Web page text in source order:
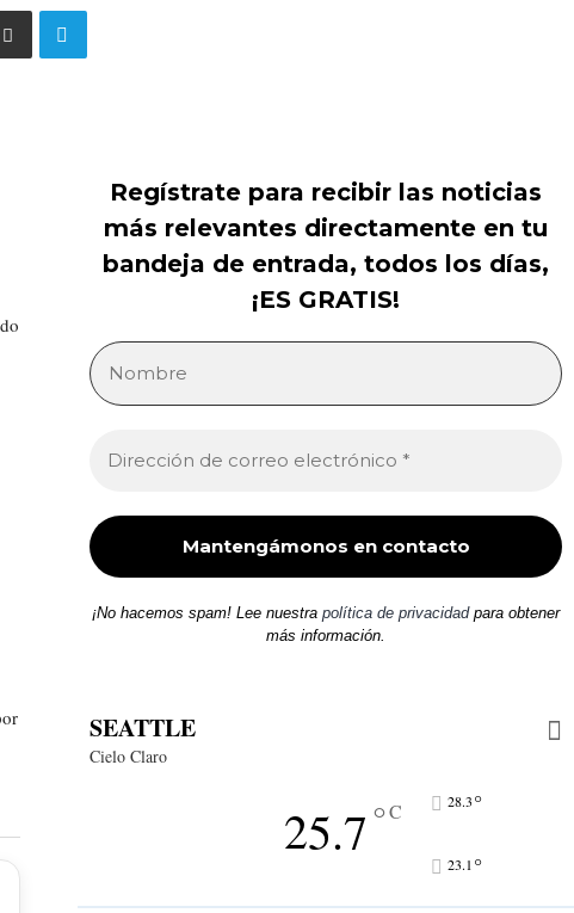
Regístrate para recibir las noticias
más relevantes directamente en tu
bandeja de entrada, todos los días,
¡ES GRATIS!
¡No hacemos spam! Lee nuestra política de privacidadpara obtener
más información.
SEATTLE
Cielo Claro
25.7°C 28.3°
23.1°